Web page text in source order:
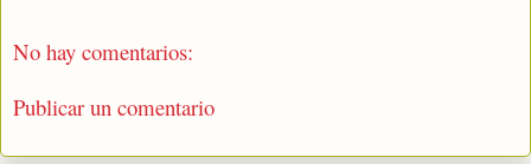
No hay comentarios:
Publicar un comentario